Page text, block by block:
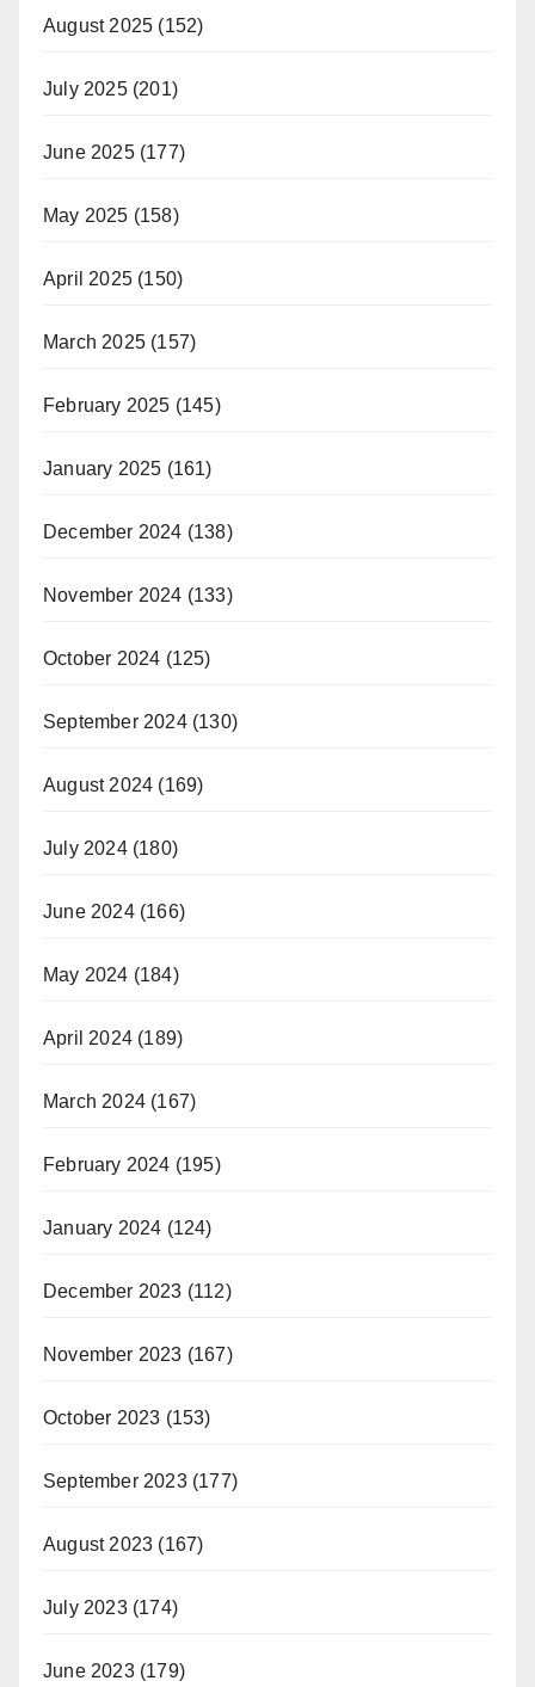
August 2025 (152)
July 2025(201)
June 2025(177)
May 2025 (158)
April 2025 (150)
March 2025 (157)
February 2025 (145)
January 2025 (161)
December 2024 (138)
November 2024 (133)
October 2024 (125)
September 2024(130)
August 2024 (169)
July 2024(180)
June 2024(166)
May 2024 (184)
April 2024 (189)
March 2024 (167)
February 2024 (195)
January 2024 (124)
December 2023 (112)
November 2023 (167)
October 2023 (153)
September 2023(177)
August 2023 (167)
July 2023(174)
June 2023(179)